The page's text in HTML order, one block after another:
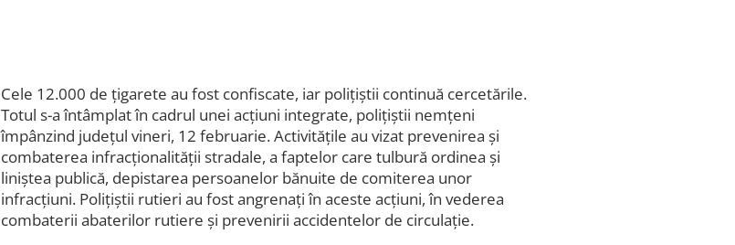
Cele 12.000 de țigarete au fost confiscate, iar polițiștii continuă cercetările.
Totul s-a întâmplat în cadrul unei acțiuni integrate, poliţiştii nemțeni
împânzind județul vineri, 12 februarie. Activitățile au vizat prevenirea şi
combaterea infracţionalităţii stradale, a faptelor care tulbură ordinea și
liniștea publică, depistarea persoanelor bănuite de comiterea unor
infracţiuni. Polițiștii rutieri au fost angrenați în aceste acțiuni, în vederea
combaterii abaterilor rutiere și prevenirii accidentelor de circulație.